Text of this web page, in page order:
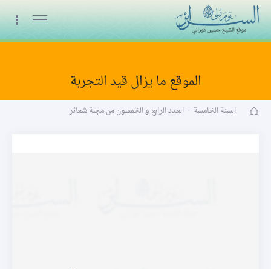
البث المباشر
الموقع ما يزال قيد التجربة
السنة الخامسة - العـدد الرابع و الخمسون من مجلة شعائر